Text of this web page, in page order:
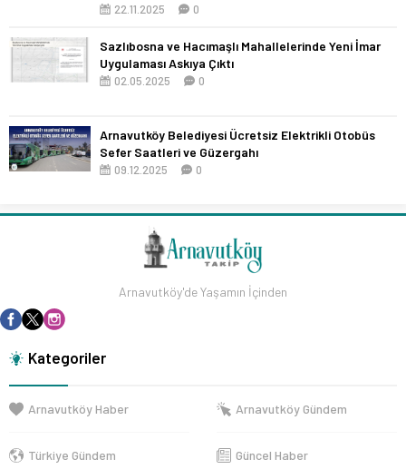
22.11.2025 0
Sazlıbosna ve Hacımaşlı Mahallelerinde Yeni İmar
Uygulaması Askıya Çıktı
02.05.2025 0
Arnavutköy Belediyesi Ücretsiz Elektrikli Otobüs
Sefer Saatleri ve Güzergahı
09.12.2025 0
Arnavutköy'de Yaşamın İçinden
Kategoriler
Arnavutköy Haber Arnavutköy Gündem
Türkiye Gündem Güncel Haber